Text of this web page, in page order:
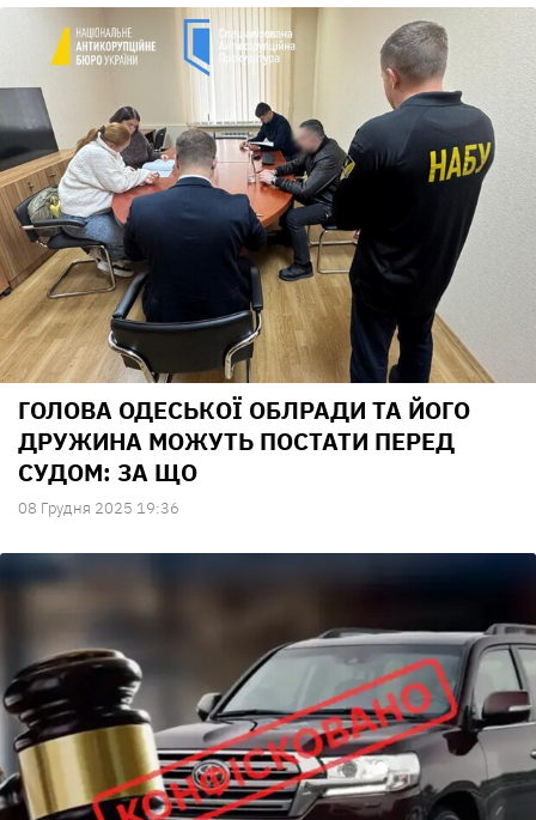
ГОЛОВА ОДЕСЬКОЇ ОБЛРАДИ ТА ЙОГО
ДРУЖИНА МОЖУТЬ ПОСТАТИ ПЕРЕД
СУДОМ: ЗА ЩО
08 Грудня 2025 19:36